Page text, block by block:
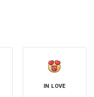
IN LOVE